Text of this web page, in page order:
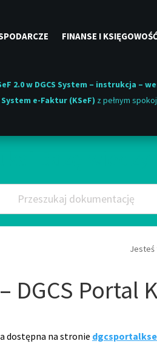
FINANSE I
2.0 w DGCS System – instrukcja –
e-Faktur (KSeF) z pełnym
Jesteś
DGCS Portal
dostępna na stronie